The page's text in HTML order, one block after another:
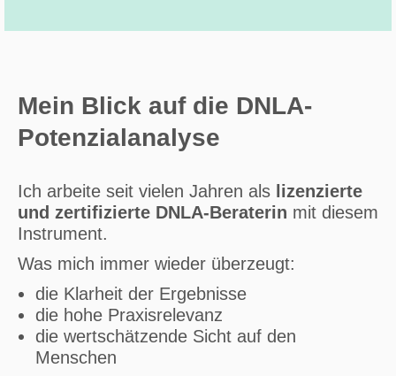
Mein Blick auf die DNLA-
Potenzialanalyse
Ich arbeite seit vielen Jahren als lizenzierte
und zertifizierte DNLA-Beraterin mit diesem
Instrument.
Was mich immer wieder überzeugt:
die Klarheit der Ergebnisse
die hohe Praxisrelevanz
die wertschätzende Sicht auf den
Menschen